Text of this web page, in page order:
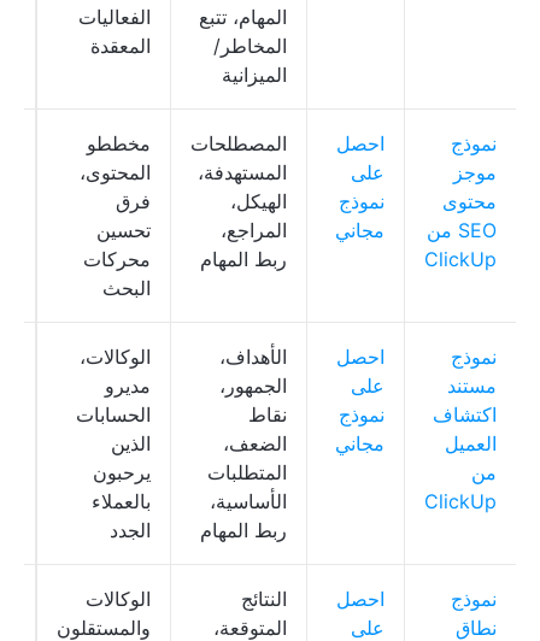
المهام، تتبع
المخاطر/
الميزانية
الفعاليات
المعقدة
نموذج
موجز
محتوى
SEO من
ClickUp
احصل
على
نموذج
مجاني
المصطلحات
المستهدفة،
الهيكل،
المراجع،
ربط المهام
مخططو
المحتوى،
فرق
تحسين
محركات
البحث
نموذج
مستند
اكتشاف
العميل
من
ClickUp
احصل
على
نموذج
مجاني
الأهداف،
الجمهور،
نقاط
الضعف،
المتطلبات
الأساسية،
ربط المهام
الوكالات،
مديرو
الحسابات
الذين
يرحبون
بالعملاء
الجدد
نموذج
نطاق
احصل
على
النتائج
المتوقعة،
الوكالات
والمستقلون